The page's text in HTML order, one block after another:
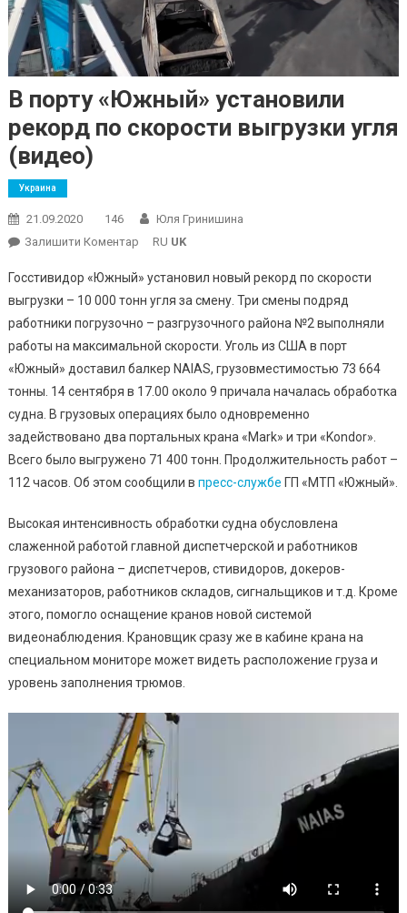
В порту «Южный» установили
рекорд по скорости выгрузки угля
(видео)
Украина
21.09.2020 146
Юля Гринишина
Залишити КоментарOn
Порту
«Южный»
Установили
Рекорд
По
Скорости
Выгрузки
RU UK
Госстивидор «Южный» установил новый рекорд по скорости
выгрузки – 10 000 тонн угля за смену. Три смены подряд
работники погрузочно – разгрузочного района №2 выполняли
работы на максимальной скорости. Уголь из США в порт
«Южный» доставил балкер NAIAS, грузовместимостью 73 664
тонны. 14 сентября в 17.00 около 9 причала началась обработка
судна. В грузовых операциях было одновременно
задействовано два портальных крана «Mark» и три «Kondor».
Всего было выгружено 71 400 тонн. Продолжительность работ –
112 часов. Об этом сообщили в пресс-службе ГП «МТП «Южный».
Высокая интенсивность обработки судна обусловлена ​​
слаженной работой главной диспетчерской и работников
грузового района – диспетчеров, стивидоров, докеров-
механизаторов, работников складов, сигнальщиков и т.д. Кроме
этого, помогло оснащение кранов новой системой
видеонаблюдения. Крановщик сразу же в кабине крана на
специальном мониторе может видеть расположение груза и
уровень заполнения трюмов.